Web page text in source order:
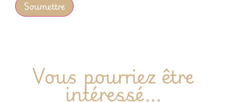
Vous pourriez être
intéressé...